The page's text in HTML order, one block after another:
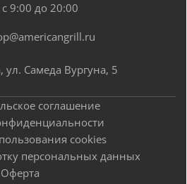
с 9:00 до 20:00
ул. Самеда Вургуна, 5
соглашение
cookies
персональных данных
Оферта